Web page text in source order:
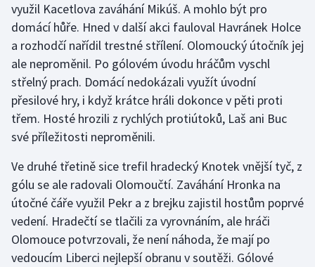
Krasobruslení
Lezení
Lyže a snowboard
Moderní pětiboj
Motorsport
Olympijské hry
Parasport
Plavání
využil Kacetlova zaváhání Mikúš. A mohlo být pro
domácí hůře. Hned v další akci fauloval Havránek Holce
a rozhodčí nařídil trestné střílení. Olomoucký útočník jej
ale neproměnil. Po gólovém úvodu hráčům vyschl
střelný prach. Domácí nedokázali využít úvodní
přesilové hry, i když krátce hráli dokonce v pěti proti
třem. Hosté hrozili z rychlých protiútoků, Laš ani Buc
své příležitosti neproměnili.
Ve druhé třetině sice trefil hradecký Knotek vnější tyč, z
gólu se ale radovali Olomoučtí. Zaváhání Hronka na
útočné čáře využil Pekr a z brejku zajistil hostům poprvé
vedení. Hradečtí se tlačili za vyrovnáním, ale hráči
Olomouce potvrzovali, že není náhoda, že mají po
vedoucím Liberci nejlepší obranu v soutěži. Gólové